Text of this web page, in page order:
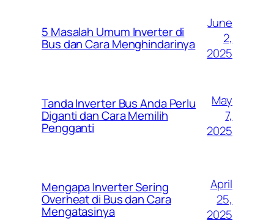
5 Masalah Umum Inverter di
Bus dan Cara Menghindarinya
June
2,
2025
Tanda Inverter Bus Anda Perlu
Diganti dan Cara Memilih
Pengganti
May
7,
2025
Mengapa Inverter Sering
Overheat di Bus dan Cara
Mengatasinya
April
25,
2025